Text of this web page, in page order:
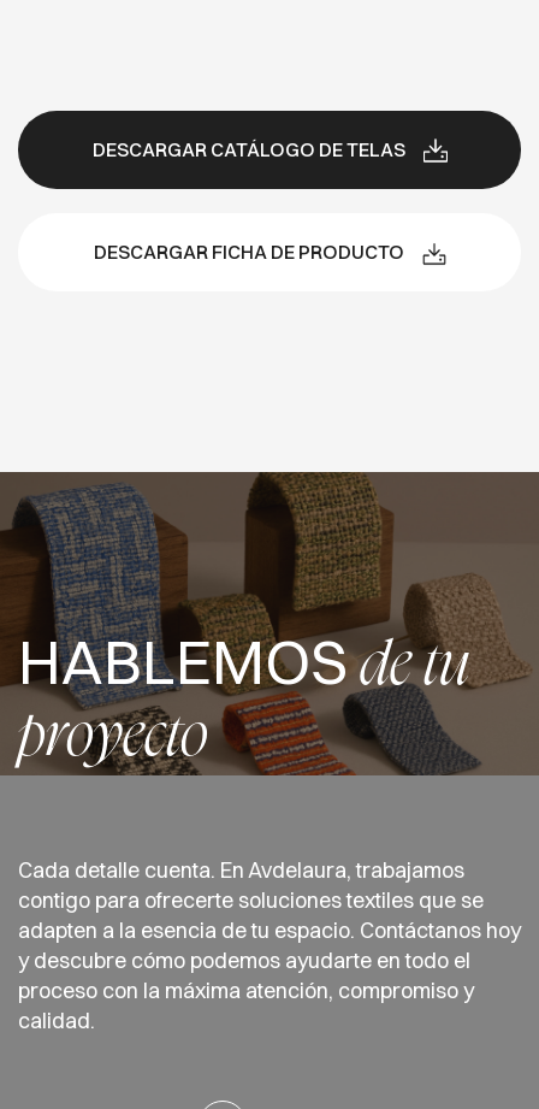
DESCARGAR CATÁLOGO DE TELAS
DESCARGAR FICHA DE PRODUCTO
HABLEMOSde tu
proyecto
Cada detalle cuenta. En Avdelaura, trabajamos
contigo para ofrecerte soluciones textiles que se
adapten a la esencia de tu espacio. Contáctanos hoy
y descubre cómo podemos ayudarte en todo el
proceso con la máxima atención, compromiso y
calidad.